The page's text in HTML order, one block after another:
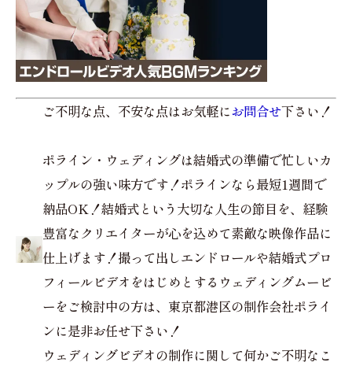
ご不明な点、不安な点はお気軽にお問合せ下さい！
ポライン・ウェディングは結婚式の準備で忙しいカ
ップルの強い味方です！ポラインなら最短1週間で
納品OK！結婚式という大切な人生の節目を、経験
豊富なクリエイターが心を込めて素敵な映像作品に
仕上げます！撮って出しエンドロールや結婚式プロ
フィールビデオをはじめとするウェディングムービ
ーをご検討中の方は、東京都港区の制作会社ポライ
ンに是非お任せ下さい！
ウェディングビデオの制作に関して何かご不明なこ